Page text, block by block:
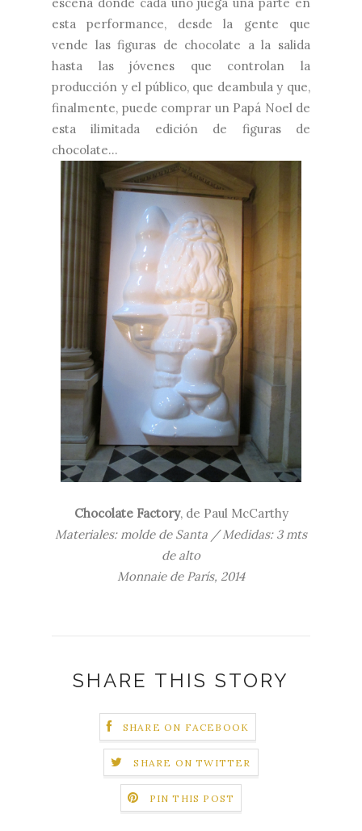
esta performance, desde la gente que
vende las figuras de chocolate a la salida
hasta las jóvenes que controlan la
producción y el público, que deambula y que,
finalmente, puede comprar un Papá Noel de
esta ilimitada edición de figuras de
chocolate...
Chocolate Factory, de Paul McCarthy
Materiales: molde de Santa / Medidas: 3 mts
de alto
Monnaie de París, 2014
SHARE THIS STORY
SHARE ON FACEBOOK
SHARE ON TWITTER
PIN THIS POST